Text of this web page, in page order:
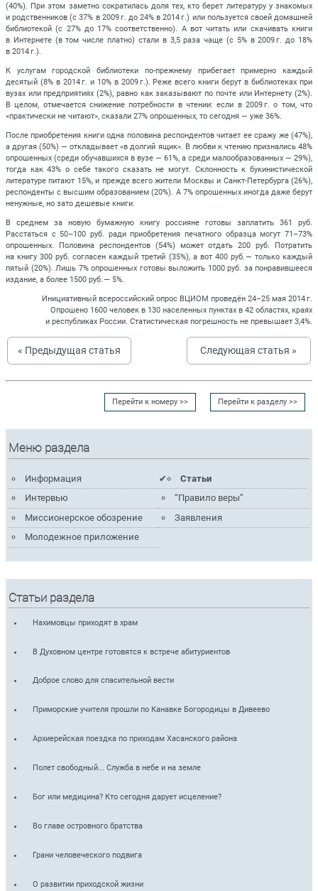
(40%). При этом заметно сократилась доля тех, кто берет литературу у знакомых
и родственников (с 37% в 2009 г. до 24% в 2014 г.) или пользуется своей домашней
библиотекой (с 27% до 17% соответственно). А вот читать или скачивать книги
в Интернете (в том числе платно) стали в 3,5 раза чаще (с 5% в 2009 г. до 18%
в 2014 г.).
К услугам городской библиотеки по-прежнему прибегает примерно каждый
десятый (8% в 2014 г. и 10% в 2009 г.). Реже всего книги берут в библиотеках при
вузах или предприятиях (2%), равно как заказывают по почте или Интернету (2%).
В целом, отмечается снижение потребности в чтении: если в 2009 г. о том, что
«практически не читают», сказали 27% опрошенных, то сегодня — уже 36%.
После приобретения книги одна половина респондентов читает ее сражу же (47%),
а другая (50%) — откладывает «в долгий ящик». В любви к чтению признались 48%
опрошенных (среди обучавшихся в вузе — 61%, а среди малообразованных — 29%),
тогда как 43% о себе такого сказать не могут. Склонность к букинистической
литературе питают 15%, и прежде всего жители Москвы и Санкт-Петербурга (26%),
респонденты с высшим образованием (20%). А 7% опрошенных иногда даже берут
ненужные, но зато дешевые книги.
В среднем за новую бумажную книгу россияне готовы заплатить 361 руб.
Расстаться с 50–100 руб. ради приобретения печатного образца могут 71–73%
опрошенных. Половина респондентов (54%) может отдать 200 руб. Потратить
на книгу 300 руб. согласен каждый третий (35%), а вот 400 руб. — только каждый
пятый (20%). Лишь 7% опрошенных готовы выложить 1000 руб. за понравившееся
издание, а более 1500 руб. — 5%.
Инициативный всероссийский опрос ВЦИОМ проведён 24–25 мая 2014 г.
Опрошено 1600 человек в 130 населенных пунктах в 42 областях, краях
и республиках России. Статистическая погрешность не превышает 3,4%.
« Предыдущая статья Следующая статья »
Перейти к разделу >>
Перейти к номеру >>
Меню раздела
Информация
Статьи
Интервью
“Правило веры”
Миссионерское обозрение
Заявления
Молодежное приложение
Статьи раздела
Нахимовцы приходят в храм
В Духовном центре готовятся к встрече абитуриентов
Доброе слово для спасительной вести
Приморские учителя прошли по Канавке Богородицы в Дивеево
Архиерейская поездка по приходам Хасанского района
Полет свободный... Служба в небе и на земле
Бог или медицина? Кто сегодня дарует исцеление?
Во главе островного братства
Грани человеческого подвига
О развитии приходской жизни